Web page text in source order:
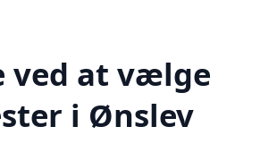
ved at vælge
i Ønslev